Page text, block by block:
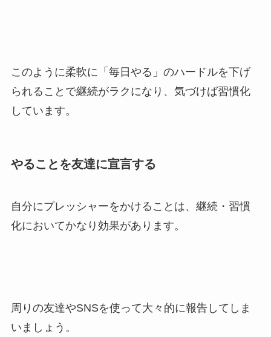
このように柔軟に「毎日やる」のハードルを下げ
られることで継続がラクになり、気づけば習慣化
しています。
やることを友達に宣言する
自分にプレッシャーをかけることは、継続・習慣
化においてかなり効果があります。
周りの友達やSNSを使って大々的に報告してしま
いましょう。